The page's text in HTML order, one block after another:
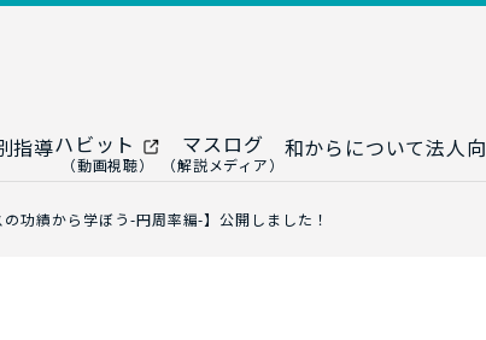
指導
室
ハビット
（動画視聴）
マスログ
（解説メディア）
和からについて法人
功績から学ぼう-円周率編-】公開しました！